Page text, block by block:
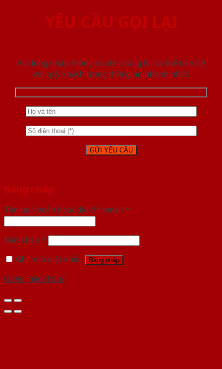
YÊU CẦU GỌI LẠI
Vui lòng nhập thông tin để chúng tôi có thể liên hệ
với quý khách trong thời gian nhanh nhất.
Đăng nhập
Tên tài khoản hoặc địa chỉ email *
Mật khẩu *
Ghi nhớ mật khẩu
Đăng nhập
Quên mật khẩu?